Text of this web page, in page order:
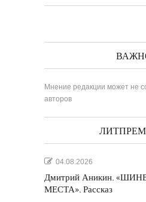
Мнение редакции может не
авторов
04.08.2026
Дмитрий Аникин.
МЕСТА». Рассказ